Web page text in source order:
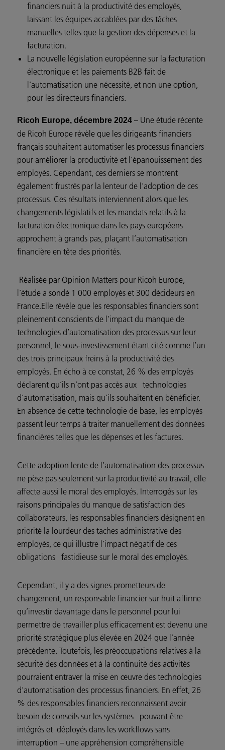
financiers nuit à la productivité des employés,
laissant les équipes accablées par des tâches
manuelles telles que la gestion des dépenses et la
facturation.
La nouvelle législation européenne sur la facturation
électronique et les paiements B2B fait de
l’automatisation une nécessité, et non une option,
pour les directeurs financiers.
Ricoh Europe, décembre 2024 – Une étude récente
de Ricoh Europe révèle que les dirigeants financiers
français souhaitent automatiser les processus financiers
pour améliorer la productivité et l’épanouissement des
employés. Cependant, ces derniers se montrent
également frustrés par la lenteur de l’adoption de ces
processus. Ces résultats interviennent alors que les
changements législatifs et les mandats relatifs à la
facturation électronique dans les pays européens
approchent à grands pas, plaçant l’automatisation
financière en tête des priorités.
Réalisée par Opinion Matters pour Ricoh Europe,
l’étude a sondé 1 000 employés et 300 décideurs en
France.Elle révèle que les responsables financiers sont
pleinement conscients de l’impact du manque de
technologies d’automatisation des processus sur leur
personnel, le sous-investissement étant cité comme l’un
des trois principaux freins à la productivité des
employés. En écho à ce constat, 26 % des employés
déclarent qu’ils n’ont pas accès aux technologies
d’automatisation, mais qu’ils souhaitent en bénéficier.
En absence de cette technologie de base, les employés
passent leur temps à traiter manuellement des données
financières telles que les dépenses et les factures.
Cette adoption lente de l’automatisation des processus
ne pèse pas seulement sur la productivité au travail, elle
affecte aussi le moral des employés. Interrogés sur les
raisons principales du manque de satisfaction des
collaborateurs, les responsables financiers désignent en
priorité la lourdeur des taches administrative des
employés, ce qui illustre l’impact négatif de ces
obligations fastidieuse sur le moral des employés.
Cependant, il y a des signes prometteurs de
changement, un responsable financier sur huit affirme
qu’investir davantage dans le personnel pour lui
permettre de travailler plus efficacement est devenu une
priorité stratégique plus élevée en 2024 que l’année
précédente. Toutefois, les préoccupations relatives à la
sécurité des données et à la continuité des activités
pourraient entraver la mise en œuvre des technologies
d’automatisation des processus financiers. En effet, 26
% des responsables financiers reconnaissent avoir
besoin de conseils sur les systèmes pouvant être
intégrés et déployés dans les workflows sans
interruption – une appréhension compréhensible